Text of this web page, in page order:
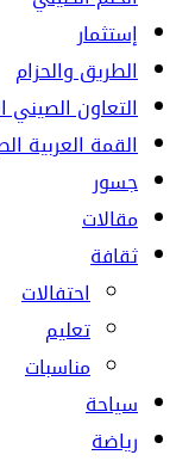
إستثمار
الطريق والحزام
التعاون الصيني
القمة العربية
جسور
مقالات
ثقافة
احتفالات
تعليم
مناسبات
سياحة
رياضة